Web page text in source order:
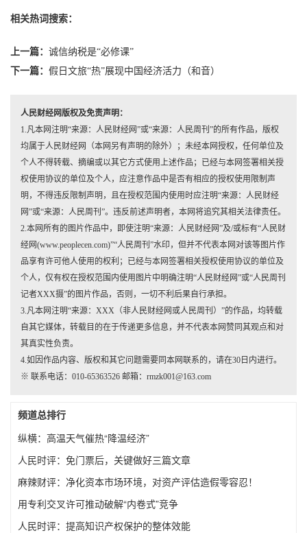
相关热词搜索：
上一篇： 诚信纳税是“必修课”
下一篇： 假日文旅“热”展现中国经济活力（和音）
人民财经网版权及免责声明：
1.凡本网注明“来源：人民财经网”或“来源：人民周刊”的所有作品，版权
均属于人民财经网（本网另有声明的除外）；未经本网授权，任何单位及
个人不得转载、摘编或以其它方式使用上述作品；已经与本网签署相关授
权使用协议的单位及个人，应注意作品中是否有相应的授权使用限制声
明，不得违反限制声明，且在授权范围内使用时应注明“来源：人民财经
网”或“来源：人民周刊”。违反前述声明者，本网将追究其相关法律责任。
2.本网所有的图片作品中，即使注明“来源：人民财经网”及/或标有“人民财
经网(www.peoplecen.com)”“人民周刊”水印，但并不代表本网对该等图片作
品享有许可他人使用的权利；已经与本网签署相关授权使用协议的单位及
个人，仅有权在授权范围内使用图片中明确注明“人民财经网”或“人民周刊
记者XXX摄”的图片作品，否则，一切不利后果自行承担。
3.凡本网注明“来源：XXX（非人民财经网或人民周刊）”的作品，均转载
自其它媒体，转载目的在于传递更多信息，并不代表本网赞同其观点和对
其真实性负责。
4.如因作品内容、版权和其它问题需要同本网联系的，请在30日内进行。
※ 联系电话：010-65363526 邮箱：rmzk001@163.com
频道总排行
纵横：高温天气催热“降温经济”
人民时评：免门票后，关键做好三篇文章
麻辣财评：净化资本市场环境，对资产评估造假零容忍！
用专利交叉许可推动破解“内卷式”竞争
人民时评：提高知识产权保护的整体效能